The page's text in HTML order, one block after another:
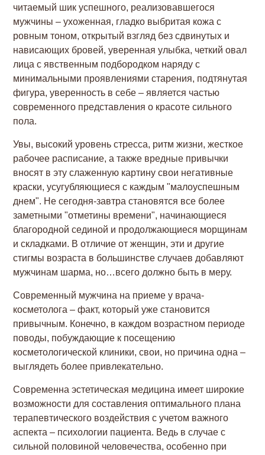
читаемый шик успешного, реализовавшегося
мужчины – ухоженная, гладко выбритая кожа с
ровным тоном, открытый взгляд без сдвинутых и
нависающих бровей, уверенная улыбка, четкий овал
лица с явственным подбородком наряду с
минимальными проявлениями старения, подтянутая
фигура, уверенность в себе – является частью
современного представления о красоте сильного
пола.
Увы, высокий уровень стресса, ритм жизни, жесткое
рабочее расписание, а также вредные привычки
вносят в эту слаженную картину свои негативные
краски, усугубляющиеся с каждым "малоуспешным
днем". Не сегодня-завтра становятся все более
заметными "отметины времени", начинающиеся
благородной сединой и продолжающиеся морщинам
и складками. В отличие от женщин, эти и другие
стигмы возраста в большинстве случаев добавляют
мужчинам шарма, но…всего должно быть в меру.
Современный мужчина на приеме у врача-
косметолога – факт, который уже становится
привычным. Конечно, в каждом возрастном периоде
поводы, побуждающие к посещению
косметологической клиники, свои, но причина одна –
выглядеть более привлекательно.
Современна эстетическая медицина имеет широкие
возможности для составления оптимального плана
терапевтического воздействия с учетом важного
аспекта – психологии пациента. Ведь в случае с
сильной половиной человечества, особенно при